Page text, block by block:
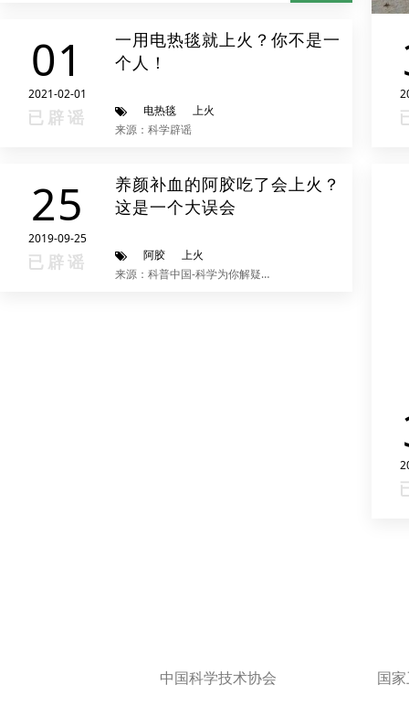
01
2021-02-01
已辟谣
一用电热毯就上火？你不是一
个人！
电热毯
上火
来源：科学辟谣
25
2019-09-25
已辟谣
养颜补血的阿胶吃了会上火？
这是一个大误会
阿胶
上火
来源：科普中国-科学为你解疑释惑
中国科学技术协会 国